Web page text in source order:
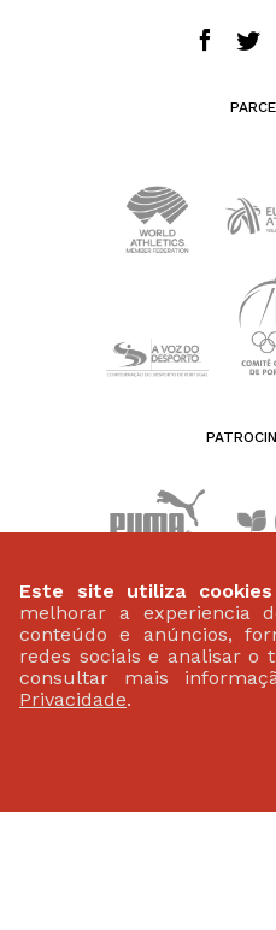
(+351) 21
Este site utiliza cookies
melhorar a experiencia
conteúdo e anúncios,
redes sociais e analisar o
consultar mais
Privacidade.